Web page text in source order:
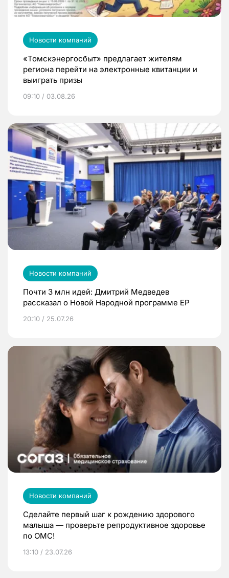
Новости компаний
«Томскэнергосбыт» предлагает жителям
региона перейти на электронные квитанции и
выиграть призы
09:10 / 03.08.26
Новости компаний
Почти 3 млн идей: Дмитрий Медведев
рассказал о Новой Народной программе ЕР
20:10 / 25.07.26
Новости компаний
Сделайте первый шаг к рождению здорового
малыша — проверьте репродуктивное здоровье
по ОМС!
13:10 / 23.07.26